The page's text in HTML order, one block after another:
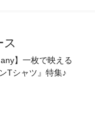
ス
any】一枚で映える
Tシャツ』特集♪